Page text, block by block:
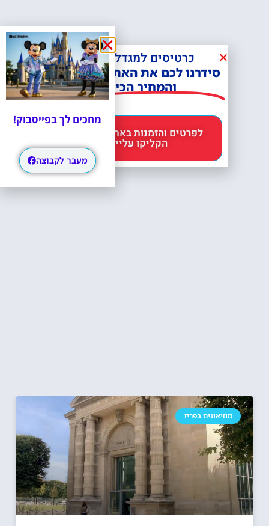
מוזיאונים בפריז
כרטיסים למגדל אייפל?
סידרנו לכם את האתר הכי אמין -
והמחיר הכי זול!
הקליקו עליי 😊
מחכים לך בפייסבוק!
מעבר לקבוצה